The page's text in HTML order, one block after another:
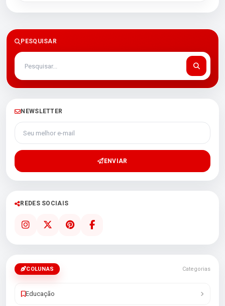
PESQUISAR
NEWSLETTER
Seu melhor e-mail
ENVIAR
REDES SOCIAIS
COLUNAS Categorias
Educação